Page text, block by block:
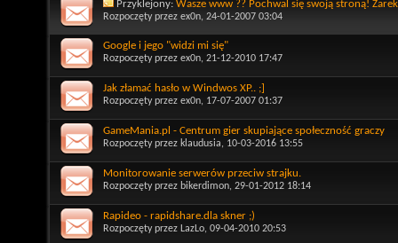
Przyklejony: Wasze www ?? Pochwal się swoją stroną!
Rozpoczęty przez ex0n, 24-01-2007 03:04
Google i jego "widzi mi się"
Rozpoczęty przez ex0n, 21-12-2010 17:47
Jak złamać hasło w Windwos XP.. ;]
Rozpoczęty przez ex0n, 17-07-2007 01:37
GameMania.pl - Centrum gier skupiające społeczność graczy
Rozpoczęty przez klaudusia, 10-03-2016 13:55
Monitorowanie serwerów przeciw strajku.
Rozpoczęty przez bikerdimon, 29-01-2012 18:14
Rapideo - rapidshare.dla skner ;)
Rozpoczęty przez LazLo, 09-04-2010 20:53